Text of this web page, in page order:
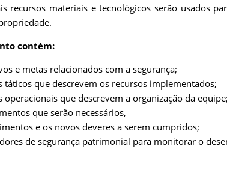
recursos materiais e tecnológicos serão usados
contém:
e metas relacionados com a segurança;
táticos que descrevem os recursos implementados;
operacionais que descrevem a organização da equipe;
que serão necessários,
e os novos deveres a serem cumpridos;
de segurança patrimonial para monitorar o